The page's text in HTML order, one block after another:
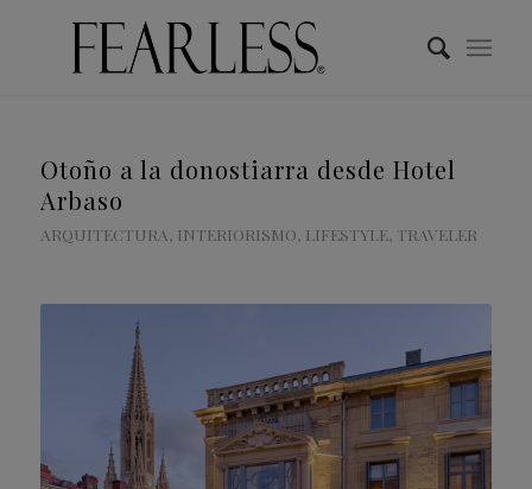
Otoño a la donostiarra desde Hotel
Arbaso
ARQUITECTURA, INTERIORISMO, LIFESTYLE, TRAVELER